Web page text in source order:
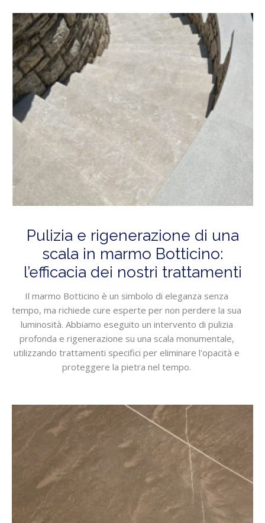
Pulizia e rigenerazione di una
scala in marmo Botticino:
l’efficacia dei nostri trattamenti
Il marmo Botticino è un simbolo di eleganza senza
tempo, ma richiede cure esperte per non perdere la sua
luminosità. Abbiamo eseguito un intervento di pulizia
profonda e rigenerazione su una scala monumentale,
utilizzando trattamenti specifici per eliminare l'opacità e
proteggere la pietra nel tempo.